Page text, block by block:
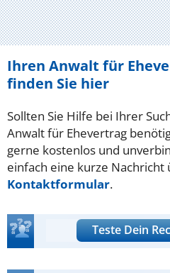
Ihren Anwalt für
finden Sie hier
Sollten Sie Hilfe bei Ihrer
Anwalt für Ehevertrag
gerne kostenlos und
einfach eine kurze Nachricht
Kontaktformular.
Teste Dein